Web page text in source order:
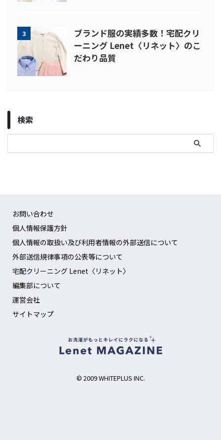
3
ブランド服の実績多数！宅配クリ
ーニング Lenet〈リネット〉のこ
だわり品質
検索
お問い合わせ
個人情報保護方針
個人情報の取扱い及び利用者情報の外部送信について
外部送信規律事項の公表等について
宅配クリーニング Lenet〈リネット〉
編集部について
運営会社
サイトマップ
© 2009 WHITEPLUS INC.